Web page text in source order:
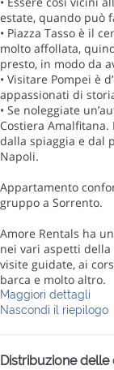
estate, quando può
• Piazza Tasso è il
molto affollata,
presto, in modo da
• Visitare Pompei è
appassionati di
• Se noleggiate
Costiera
dalla spiaggia e dal
Napoli.
Appartamento
gruppo a Sorrento.
Amore Rentals ha
nei vari aspetti
visite guidate, ai
barca e molto altro.
Maggiori dettagli
Nascondi il riepilogo
Distribuzione